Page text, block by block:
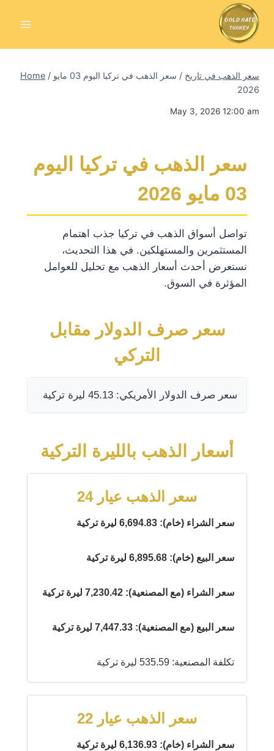
Home / سعر الذهب في تاريخ /
سعر الذهب في تركيا اليوم 03 مايو
2026
May 3, 2026 12:00 am
سعر الذهب في تركيا اليوم
03 مايو 2026
تواصل أسواق الذهب في تركيا جذب اهتمام
المستثمرين والمستهلكين. في هذا التحديث،
نستعرض أحدث أسعار الذهب مع تحليل للعوامل
المؤثرة في السوق.
سعر صرف الدولار مقابل
التركي
سعر صرف الدولار الأمريكي: 45.13 ليرة تركية
أسعار الذهب بالليرة التركية
سعر الذهب عيار 24
سعر الشراء (خام): 6,694.83 ليرة تركية
سعر البيع (خام): 6,895.68 ليرة تركية
سعر الشراء (مع المصنعية): 7,230.42 ليرة تركية
سعر البيع (مع المصنعية): 7,447.33 ليرة تركية
تكلفة المصنعية: 535.59 ليرة تركية
سعر الذهب عيار 22
سعر الشراء (خام): 6,136.93 ليرة تركية